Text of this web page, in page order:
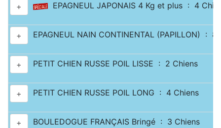
+ EPAGNEUL JAPONAIS 4 Kg et plus : 4
+ EPAGNEUL NAIN CONTINENTAL (PAPILLON) : 8
+ PETIT CHIEN RUSSE POIL LISSE : 2 Chiens
+ PETIT CHIEN RUSSE POIL LONG : 4 Chiens
+ BOULEDOGUE FRANÇAIS Bringé : 3 Chiens